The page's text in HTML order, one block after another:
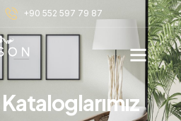
+90 552 597 79 87